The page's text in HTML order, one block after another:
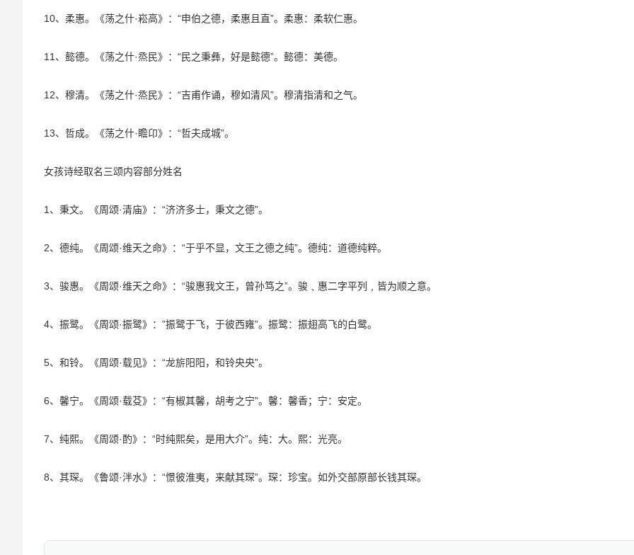
10、柔惠。《荡之什·崧高》：“申伯之德，柔惠且直”。柔惠：柔软仁惠。
11、懿德。《荡之什·烝民》：“民之秉彝，好是懿德”。懿德：美德。
12、穆清。《荡之什·烝民》：“吉甫作诵，穆如清风”。穆清指清和之气。
13、哲成。《荡之什·瞻卬》：“哲夫成城”。
女孩诗经取名三颂内容部分姓名
1、秉文。《周颂·清庙》：“济济多士，秉文之德”。
2、德纯。《周颂·维天之命》：“于乎不显，文王之德之纯”。德纯：道德纯粹。
3、骏惠。《周颂·维天之命》：“骏惠我文王，曾孙笃之”。骏﹑惠二字平列﹐皆为顺之意。
4、振鹭。《周颂·振鹭》：”振鹭于飞，于彼西雍”。振鹭：振翅高飞的白鹭。
5、和铃。《周颂·载见》：“龙旂阳阳，和铃央央”。
6、馨宁。《周颂·载芟》：“有椒其馨，胡考之宁”。馨：馨香；宁：安定。
7、纯熙。《周颂·酌》：“时纯熙矣，是用大介”。纯：大。熙：光亮。
8、其琛。《鲁颂·泮水》：“憬彼淮夷，来献其琛”。琛：珍宝。如外交部原部长钱其琛。